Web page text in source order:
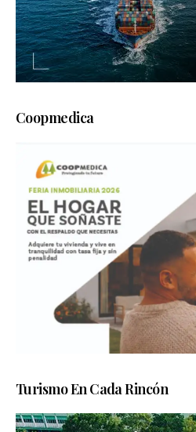
Coopmedica
Turismo En Cada Rincón